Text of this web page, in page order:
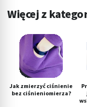
Więcej z
Jak zmierzyć ciśnienie
bez ciśnieniomierza?